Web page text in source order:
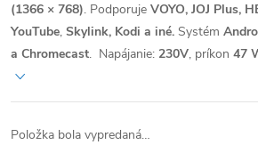
(1366 × 768). Podporuje VOYO, JOJ Plus,
YouTube, Skylink, Kodi a iné. Systém
a Chromecast. Napájanie: 230V, príkon 47
Položka bola vypredaná…